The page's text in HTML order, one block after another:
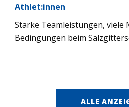
Athlet:innen
Starke Team­leis­tun­gen, viele
Bedin­gun­gen beim
ALLE